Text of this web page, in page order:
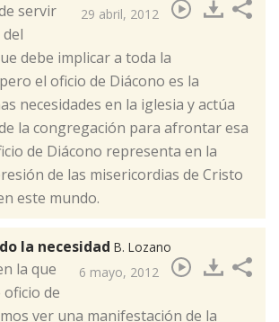
29 abril, 2012
servir
debe implicar a toda la
el oficio de Diácono es la
necesidades en la iglesia y actúa
la congregación para afrontar esa
de Diácono representa en la
de las misericordias de Cristo
este mundo.
la necesidad B. Lozano
6 mayo, 2012
la que
de
ver una manifestación de la